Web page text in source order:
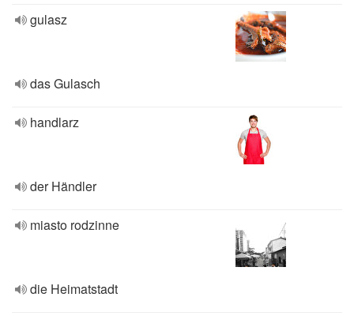
gulasz
das Gulasch
handlarz
der Händler
miasto rodzinne
die Heimatstadt